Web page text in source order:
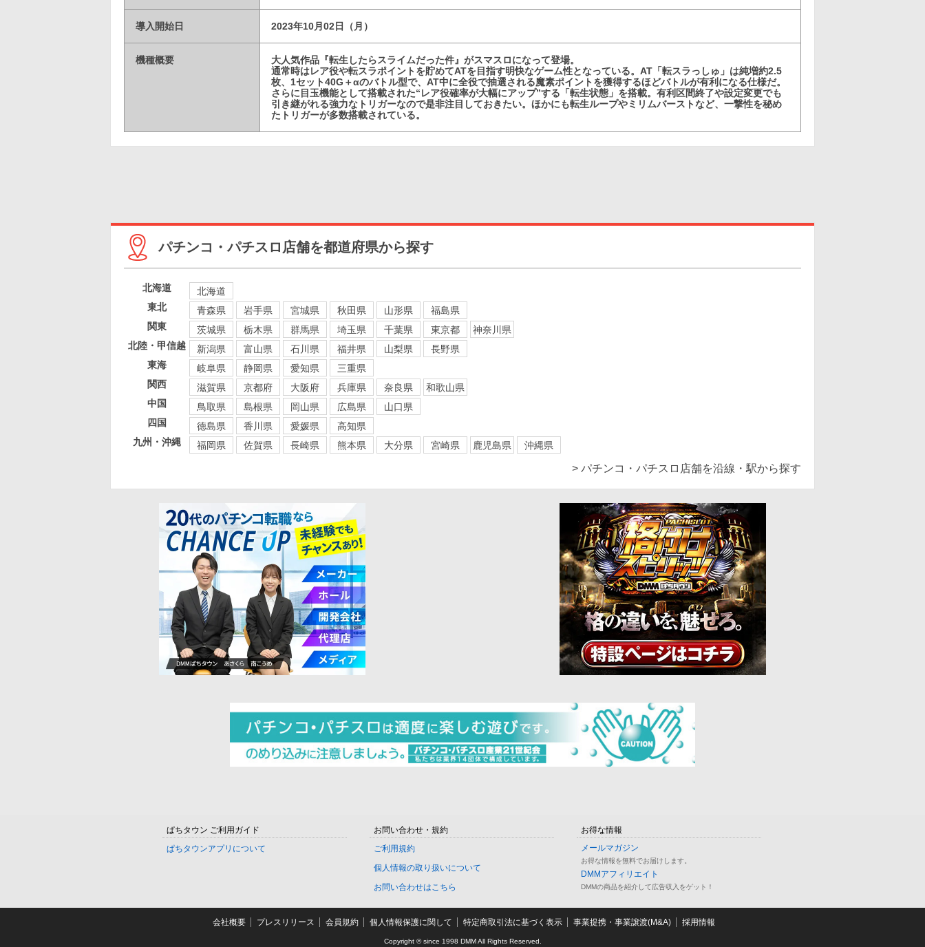
導入開始日 2023年10月02日（月）
機種概要
大人気作品『転生したらスライムだった件』がスマスロになって登場。
通常時はレア役や転スラポイントを貯めてATを目指す明快なゲーム性となっている。AT「転スラっしゅ」は純増約2.5
枚、1セット40G＋αのバトル型で、AT中に全役で抽選される魔素ポイントを獲得するほどバトルが有利になる仕様だ。
さらに目玉機能として搭載された“レア役確率が大幅にアップ”する「転生状態」を搭載。有利区間終了や設定変更でも
引き継がれる強力なトリガーなので是非注目しておきたい。ほかにも転生ループやミリムバーストなど、一撃性を秘め
たトリガーが多数搭載されている。
パチンコ・パチスロ店舗を都道府県から探す
北海道
北海道
東北
青森県 岩手県 宮城県 秋田県 山形県
福島県
関東
茨城県 栃木県 群馬県 埼玉県 千葉県 東京都
神奈川県
北陸・甲信越
新潟県 富山県 石川県 福井県 山梨県
長野県
東海
岐阜県 静岡県 愛知県
三重県
関西
滋賀県 京都府 大阪府 兵庫県 奈良県
和歌山県
中国
鳥取県 島根県 岡山県 広島県
山口県
四国
徳島県 香川県 愛媛県
高知県
九州・沖縄
福岡県 佐賀県 長崎県 熊本県 大分県 宮崎県 鹿児島県 沖縄県
> パチンコ・パチスロ店舗を沿線・駅から探す
ぱちタウン ご利用ガイド
ぱちタウンアプリについて
お問い合わせ・規約
ご利用規約
個人情報の取り扱いについて
お問い合わせはこちら
お得な情報
メールマガジン
お得な情報を無料でお届けします。
DMMアフィリエイト
DMMの商品を紹介して広告収入をゲット！
会社概要 プレスリリース 会員規約 個人情報保護に関して 特定商取引法に基づく表示 事業提携・事業譲渡(M&A) 採用情報
Copyright © since 1998 DMM All Rights Reserved.